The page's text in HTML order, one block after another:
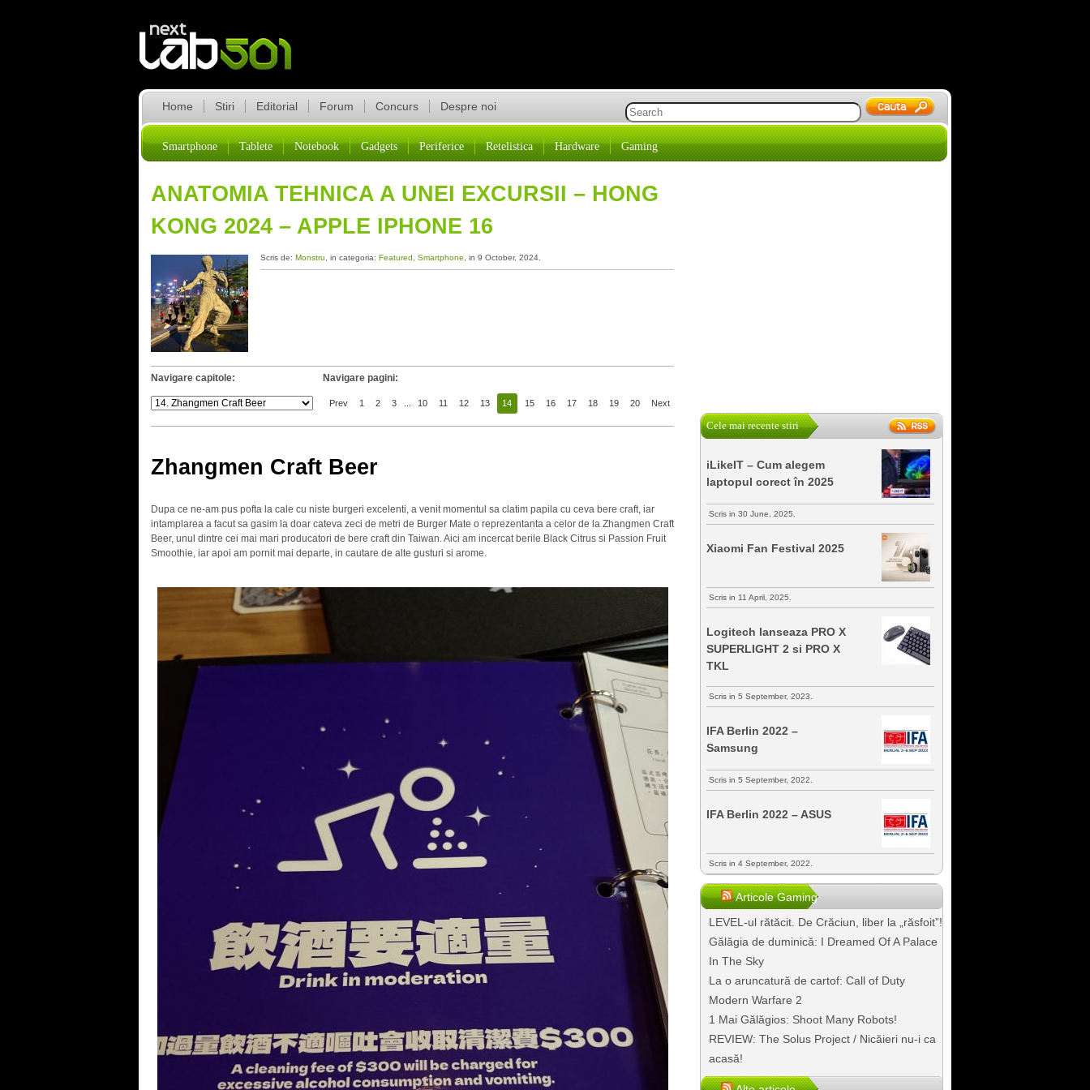
Home Stiri Editorial Forum Concurs Despre noi
Smartphone Tablete Notebook Gadgets Periferice Retelistica Hardware Gaming
ANATOMIA TEHNICA A UNEI EXCURSII – HONG
KONG 2024 – APPLE IPHONE 16
Scris de: Monstru , in categoria: Featured Smartphone , in 9 October, 2024.
Navigare capitole: Navigare pagini:
Prev 1 2 3 10 11 12 13 14 15 16 17 18 19 20 Next
Zhangmen Craft Beer
Dupa ce ne-am pus pofta la cale cu niste burgeri excelenti, a venit momentul sa clatim papila cu ceva bere craft, iar
intamplarea a facut sa gasim la doar cateva zeci de metri de Burger Mate o reprezentanta a celor de la Zhangmen Craft
Beer, unul dintre cei mai mari producatori de bere craft din Taiwan. Aici am incercat berile Black Citrus si Passion Fruit
Smoothie, iar apoi am pornit mai departe, in cautare de alte gusturi si arome.
Cele mai recente stiri
iLikeIT – Cum alegem
laptopul corect în 2025
Scris in 30 June, 2025.
Xiaomi Fan Festival 2025
Scris in 11 April, 2025.
Logitech lanseaza PRO X
SUPERLIGHT 2 si PRO X
TKL
Scris in 5 September, 2023.
IFA Berlin 2022 –
Samsung
Scris in 5 September, 2022.
IFA Berlin 2022 – ASUS
Scris in 4 September, 2022.
Articole Gaming
LEVEL-ul rătăcit. De Crăciun, liber la „răsfoit”!
Gălăgia de duminică: I Dreamed Of A Palace
In The Sky
La o aruncatură de cartof: Call of Duty
Modern Warfare 2
1 Mai Gălăgios: Shoot Many Robots!
REVIEW: The Solus Project / Nicăieri nu-i ca
acasă!